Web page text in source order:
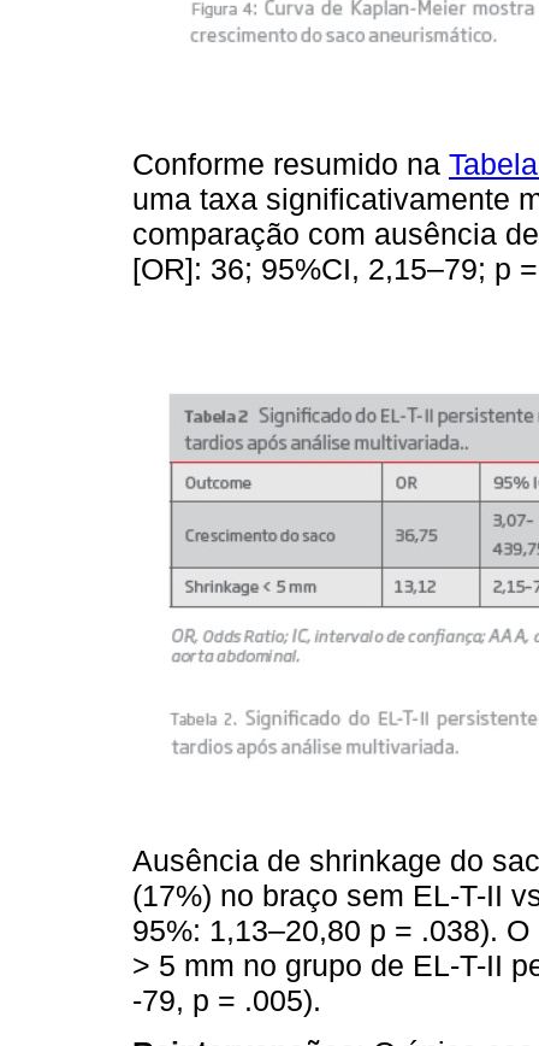
Conforme resumido na
uma taxa significativamente
comparação com ausência
[OR]: 36; 95%CI, 2,15–79; p
Ausência de shrinkage do
(17%) no braço sem EL-T-II
95%: 1,13–20,80 p = .038).
> 5 mm no grupo de EL-T-II
-79, p = .005).